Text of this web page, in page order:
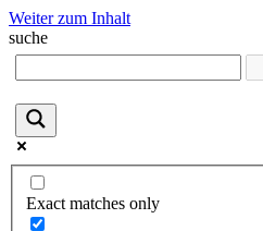
Weiter zum Inhalt
suche
Exact matches only